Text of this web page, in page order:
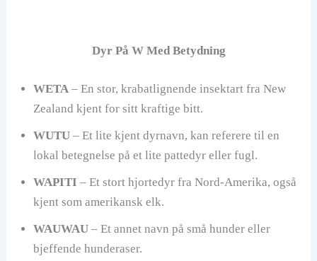
Dyr På W Med Betydning
WETA– En stor, krabatlignende insektart fra New
Zealand kjent for sitt kraftige bitt.
WUTU– Et lite kjent dyrnavn, kan referere til en
lokal betegnelse på et lite pattedyr eller fugl.
WAPITI – Et stort hjortedyr fra Nord-Amerika, også
kjent som amerikansk elk.
WAUWAU– Et annet navn på små hunder eller
bjeffende hunderaser.